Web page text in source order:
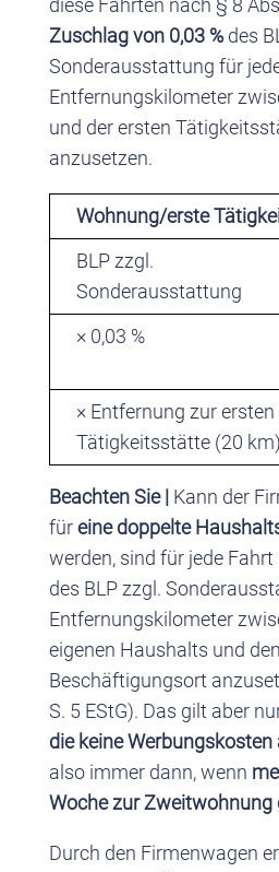
diese Fahrten nach § 8
Zuschlag von 0,03 %des
Sonderausstattung für
Entfernungskilometer
und der ersten
anzusetzen.
Wohnung/erste
BLP zzgl.
Sonderausstattung
× 0,03 %
× Entfernung zur ersten
Tätigkeitsstätte (20 km)
Beachten Sie | Kann der
füreine doppelte
werden, sind für jede
des BLP zzgl.
Entfernungskilometer
eigenen Haushalts und
Beschäftigungsort
S. 5 EStG). Das gilt aber
die keine
also immer dann, wenn
Woche zur Zweitwohnung
Durch den Firmenwagen